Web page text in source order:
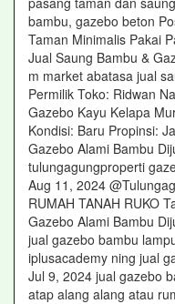
bambu, gazebo beton
Taman Minimalis Pakai
Jual Saung Bambu &
m market abatasa jual
Permilik Toko: Ridwan
Gazebo Kayu Kelapa
Kondisi: Baru Propinsi:
Gazebo Alami Bambu
tulungagungproperti
Aug 11, 2024
RUMAH TANAH RUKO
Gazebo Alami Bambu
jual gazebo bambu
iplusacademy ning jual
Jul 9, 2024 jual gazebo
atap alang alang atau